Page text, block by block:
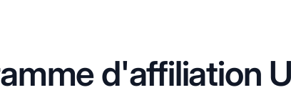
d'affiliation